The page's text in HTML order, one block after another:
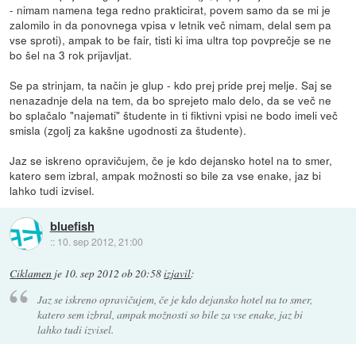
- nimam namena tega redno prakticirat, povem samo da se mi je
zalomilo in da ponovnega vpisa v letnik več nimam, delal sem pa
vse sproti), ampak to be fair, tisti ki ima ultra top povprečje se ne
bo šel na 3 rok prijavljat.
Se pa strinjam, ta način je glup - kdo prej pride prej melje. Saj se
nenazadnje dela na tem, da bo sprejeto malo delo, da se več ne
bo splačalo "najemati" študente in ti fiktivni vpisi ne bodo imeli več
smisla (zgolj za kakšne ugodnosti za študente).
Jaz se iskreno opravičujem, če je kdo dejansko hotel na to smer,
katero sem izbral, ampak možnosti so bile za vse enake, jaz bi
lahko tudi izvisel.
bluefish
:: 10. sep 2012, 21:00
Ciklamen je 10. sep 2012 ob 20:58izjavil:
Jaz se iskreno opravičujem, če je kdo dejansko hotel na to smer,
katero sem izbral, ampak možnosti so bile za vse enake, jaz bi
lahko tudi izvisel.